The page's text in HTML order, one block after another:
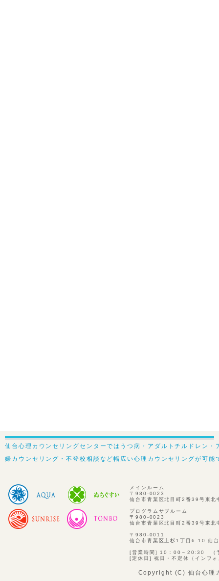
仙台心理カウンセリングセンターではうつ病・アダルトチルドレン
婦カウンセリング・不登校相談など幅広い心理カウンセリングが可
メインルーム
〒980-0023
仙台市青葉区北目町2番39号東北
プログラムサブルーム
〒980-0023
仙台市青葉区北目町2番39号東
〒980-0011
仙台市青葉区上杉1丁目6-10 仙
[営業時間] 10：00～20:30 （
[定休日] 祝日・不定休（インフ
Copyright (C) 仙台心理